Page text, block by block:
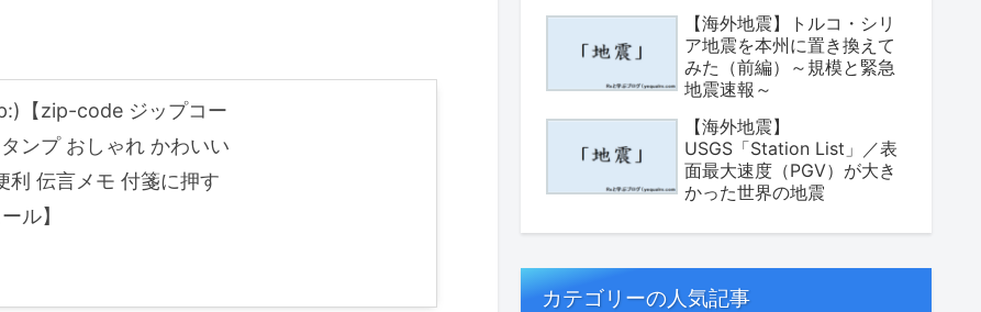
【zip-code ジップコー
ンプ おしゃれ かわいい
利 伝言メモ 付箋に押す
ル】
【海外地震】トルコ・シリ
ア地震を本州に置き換えて
みた（前編）～規模と緊急
地震速報～
【海外地震】
USGS「Station List」／表
面最大速度（PGV）が大き
かった世界の地震
カテゴリーの人気記事